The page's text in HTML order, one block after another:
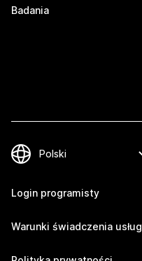
Badania
Login programisty
Warunki świadczenia usług